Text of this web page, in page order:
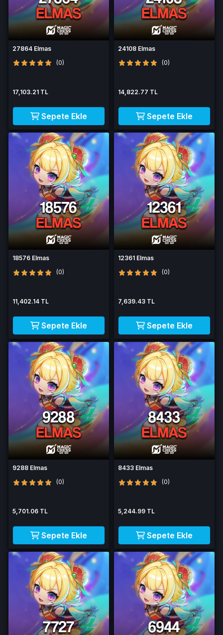
27864 Elmas
(0)
17,103.21 TL
Sepete Ekle
24108 Elmas
(0)
14,822.77 TL
Sepete Ekle
18576 Elmas
(0)
11,402.14 TL
Sepete Ekle
12361 Elmas
(0)
7,639.43 TL
Sepete Ekle
9288 Elmas
(0)
5,701.06 TL
Sepete Ekle
8433 Elmas
(0)
5,244.99 TL
Sepete Ekle